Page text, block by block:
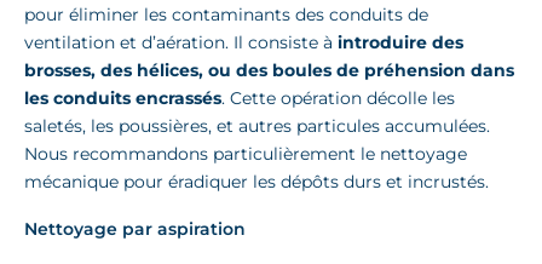
pour éliminer les contaminants des conduits de
ventilation et d’aération. Il consiste à introduire des
brosses, des hélices, ou des boules de préhension dans
les conduits encrassés. Cette opération décolle les
saletés, les poussières, et autres particules accumulées.
Nous recommandons particulièrement le nettoyage
mécanique pour éradiquer les dépôts durs et incrustés.
Nettoyage par aspiration